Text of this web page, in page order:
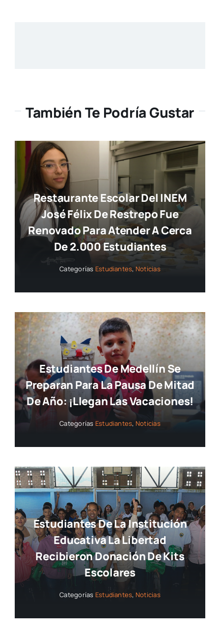
También Te Podría Gustar
Restaurante Escolar Del INEM
José Félix De Restrepo Fue
Renovado Para Atender A Cerca
De 2.000 Estudiantes
Categorías Estudiantes, Noticias
Estudiantes De Medellín Se
Preparan Para La Pausa De Mitad
De Año: ¡llegan Las Vacaciones!
Categorías Estudiantes, Noticias
Estudiantes De La Institución
Educativa La Libertad
Recibieron Donación De Kits
Escolares
Categorías Estudiantes, Noticias